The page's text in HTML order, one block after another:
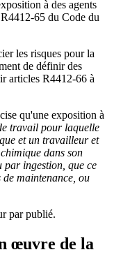
à des agents
65 du Code du
les risques pour la
de définir des
articles R4412-66 à
qu'une exposition à
travail pour laquelle
et un travailleur et
dans son
par ingestion, que ce
maintenance, ou
par publié.
œuvre de la